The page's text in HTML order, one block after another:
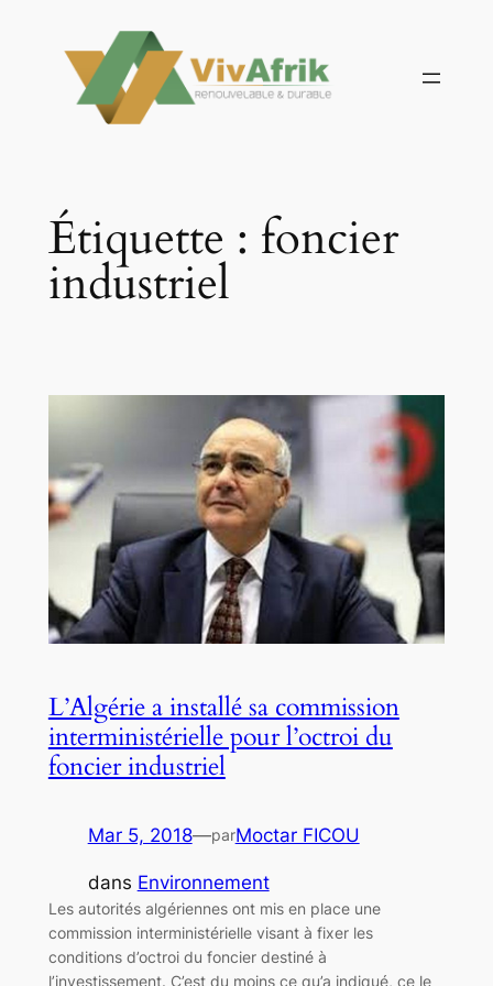
contenu
Étiquette : foncier
industriel
L’Algérie a installé sa commission
interministérielle pour l’octroi du
foncier industriel
Mar 5, 2018—parMoctar FICOU
dans Environnement
Les autorités algériennes ont mis en place une
commission interministérielle visant à fixer les
conditions d’octroi du foncier destiné à
l’investissement. C’est du moins ce qu’a indiqué, ce le